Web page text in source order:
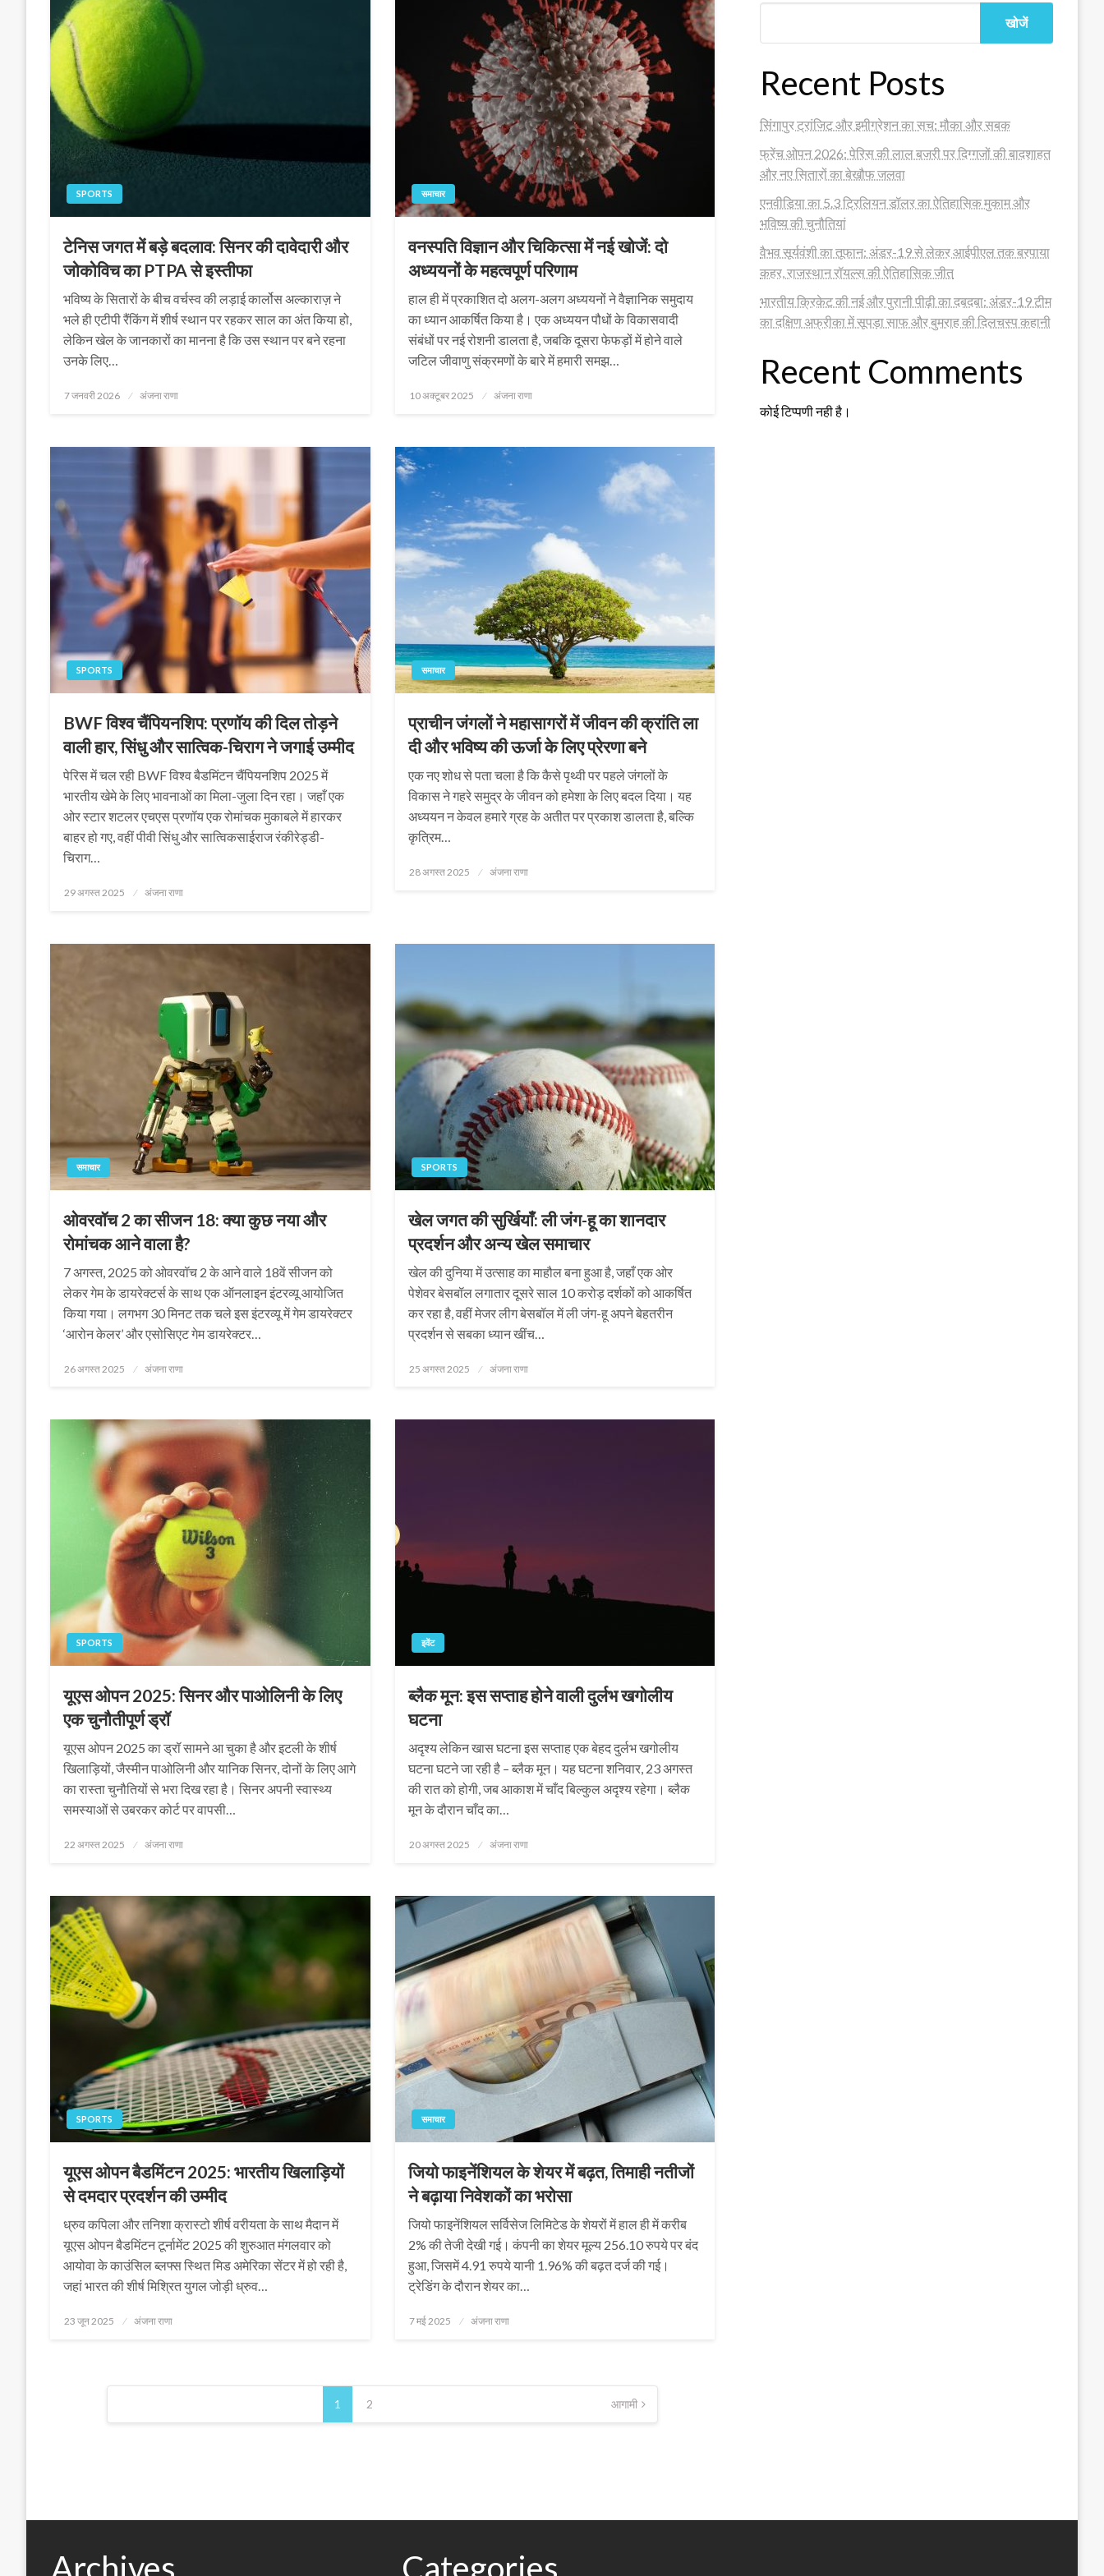
SPORTS
टेनिस जगत में बड़े बदलाव: सिनर की दावेदारी और
जोकोविच का PTPA से इस्तीफा
भविष्य के सितारों के बीच वर्चस्व की लड़ाई कार्लोस अल्काराज़ ने
भले ही एटीपी रैंकिंग में शीर्ष स्थान पर रहकर साल का अंत किया हो,
लेकिन खेल के जानकारों का मानना है कि उस स्थान पर बने रहना
उनके लिए…
Posted
7 जनवरी 2026 अंजना राणा
समाचार
वनस्पति विज्ञान और चिकित्सा में नई खोजें: दो
अध्ययनों के महत्वपूर्ण परिणाम
हाल ही में प्रकाशित दो अलग-अलग अध्ययनों ने वैज्ञानिक समुदाय
का ध्यान आकर्षित किया है। एक अध्ययन पौधों के विकासवादी
संबंधों पर नई रोशनी डालता है, जबकि दूसरा फेफड़ों में होने वाले
जटिल जीवाणु संक्रमणों के बारे में हमारी समझ…
Posted
10 अक्टूबर 2025 अंजना राणा
SPORTS
BWF विश्व चैंपियनशिप: प्रणॉय की दिल तोड़ने
वाली हार, सिंधु और सात्विक-चिराग ने जगाई उम्मीद
पेरिस में चल रही BWF विश्व बैडमिंटन चैंपियनशिप 2025 में
भारतीय खेमे के लिए भावनाओं का मिला-जुला दिन रहा। जहाँ एक
ओर स्टार शटलर एचएस प्रणॉय एक रोमांचक मुकाबले में हारकर
बाहर हो गए, वहीं पीवी सिंधु और सात्विकसाईराज रंकीरेड्डी-
चिराग…
Posted
29 अगस्त 2025 अंजना राणा
समाचार
प्राचीन जंगलों ने महासागरों में जीवन की क्रांति ला
दी और भविष्य की ऊर्जा के लिए प्रेरणा बने
एक नए शोध से पता चला है कि कैसे पृथ्वी पर पहले जंगलों के
विकास ने गहरे समुद्र के जीवन को हमेशा के लिए बदल दिया। यह
अध्ययन न केवल हमारे ग्रह के अतीत पर प्रकाश डालता है, बल्कि
कृत्रिम…
Posted
28 अगस्त 2025 अंजना राणा
समाचार
ओवरवॉच 2 का सीजन 18: क्या कुछ नया और
रोमांचक आने वाला है?
7 अगस्त, 2025 को ओवरवॉच 2 के आने वाले 18वें सीजन को
लेकर गेम के डायरेक्टर्स के साथ एक ऑनलाइन इंटरव्यू आयोजित
किया गया। लगभग 30 मिनट तक चले इस इंटरव्यू में गेम डायरेक्टर
‘आरोन केलर’ और एसोसिएट गेम डायरेक्टर…
Posted
26 अगस्त 2025 अंजना राणा
SPORTS
खेल जगत की सुर्खियाँ: ली जंग-हू का शानदार
प्रदर्शन और अन्य खेल समाचार
खेल की दुनिया में उत्साह का माहौल बना हुआ है, जहाँ एक ओर
पेशेवर बेसबॉल लगातार दूसरे साल 10 करोड़ दर्शकों को आकर्षित
कर रहा है, वहीं मेजर लीग बेसबॉल में ली जंग-हू अपने बेहतरीन
प्रदर्शन से सबका ध्यान खींच…
Posted
25 अगस्त 2025 अंजना राणा
SPORTS
यूएस ओपन 2025: सिनर और पाओलिनी के लिए
एक चुनौतीपूर्ण ड्रॉ
यूएस ओपन 2025 का ड्रॉ सामने आ चुका है और इटली के शीर्ष
खिलाड़ियों, जैस्मीन पाओलिनी और यानिक सिनर, दोनों के लिए आगे
का रास्ता चुनौतियों से भरा दिख रहा है। सिनर अपनी स्वास्थ्य
समस्याओं से उबरकर कोर्ट पर वापसी…
Posted
22 अगस्त 2025 अंजना राणा
इवेंट
ब्लैक मून: इस सप्ताह होने वाली दुर्लभ खगोलीय
घटना
अदृश्य लेकिन खास घटना इस सप्ताह एक बेहद दुर्लभ खगोलीय
घटना घटने जा रही है – ब्लैक मून। यह घटना शनिवार, 23 अगस्त
की रात को होगी, जब आकाश में चाँद बिल्कुल अदृश्य रहेगा। ब्लैक
मून के दौरान चाँद का…
Posted
20 अगस्त 2025 अंजना राणा
SPORTS
यूएस ओपन बैडमिंटन 2025: भारतीय खिलाड़ियों
से दमदार प्रदर्शन की उम्मीद
ध्रुव कपिला और तनिशा क्रास्टो शीर्ष वरीयता के साथ मैदान में
यूएस ओपन बैडमिंटन टूर्नामेंट 2025 की शुरुआत मंगलवार को
आयोवा के काउंसिल ब्लफ्स स्थित मिड अमेरिका सेंटर में हो रही है,
जहां भारत की शीर्ष मिश्रित युगल जोड़ी ध्रुव…
Posted
23 जून 2025 अंजना राणा
समाचार
जियो फाइनेंशियल के शेयर में बढ़त, तिमाही नतीजों
ने बढ़ाया निवेशकों का भरोसा
जियो फाइनेंशियल सर्विसेज लिमिटेड के शेयरों में हाल ही में करीब
2% की तेजी देखी गई। कंपनी का शेयर मूल्य 256.10 रुपये पर बंद
हुआ, जिसमें 4.91 रुपये यानी 1.96% की बढ़त दर्ज की गई।
ट्रेडिंग के दौरान शेयर का…
Posted
7 मई 2025 अंजना राणा
Posts
1 2 आगामी
खोजें
Recent Posts
सिंगापुर ट्रांजिट और इमीग्रेशन का सच: मौका और सबक
फ्रेंच ओपन 2026: पेरिस की लाल बजरी पर दिग्गजों की बादशाहत
और नए सितारों का बेखौफ जलवा
एनवीडिया का 5.3 ट्रिलियन डॉलर का ऐतिहासिक मुकाम और
भविष्य की चुनौतियां
वैभव सूर्यवंशी का तूफान: अंडर-19 से लेकर आईपीएल तक बरपाया
कहर, राजस्थान रॉयल्स की ऐतिहासिक जीत
भारतीय क्रिकेट की नई और पुरानी पीढ़ी का दबदबा: अंडर-19 टीम
का दक्षिण अफ्रीका में सूपड़ा साफ और बुमराह की दिलचस्प कहानी
Recent Comments
कोई टिप्पणी नही है।
Archives Categories